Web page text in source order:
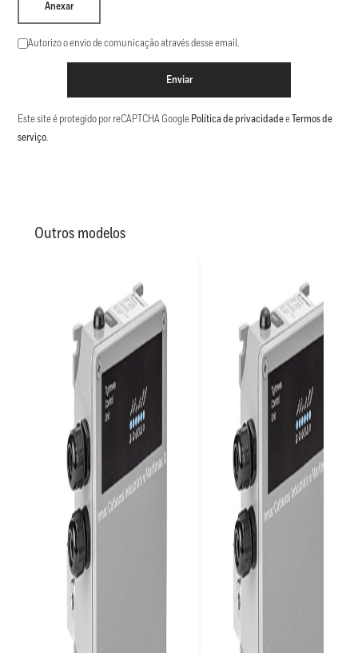
Anexar
Autorizo o envio de comunicação através desse email.
Enviar
Este site é protegido por reCAPTCHA Google Política de privacidadee Termos de
serviço.
Outros modelos